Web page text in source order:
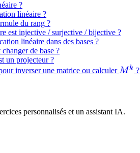
?
linéaire ?
du rang ?
est injective / surjective / bijective ?
linéaire dans des bases ?
de base ?
un projecteur ?
inverser une matrice ou calculerM^k
Mk ?
personnalisés et un assistant IA.